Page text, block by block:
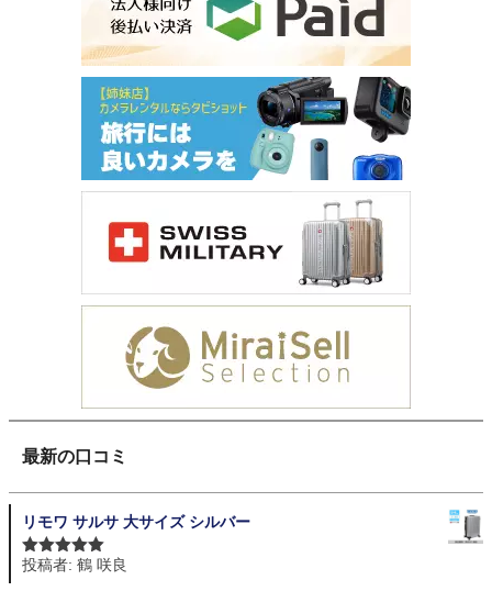
最新の口コミ
リモワ サルサ 大サイズ シルバー
5段階中 5の
投稿者: 鶴 咲良